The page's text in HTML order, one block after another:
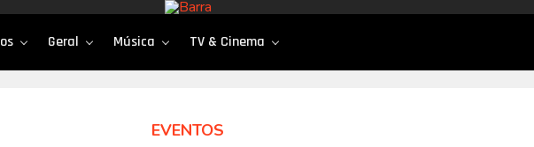
Geral Música TV & Cinema
EVENTOS